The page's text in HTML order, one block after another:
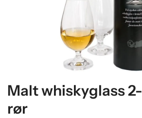
Malt whiskyglass
rør